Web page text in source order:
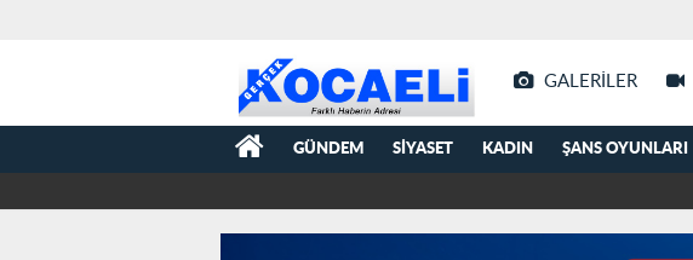
GALERILER
GÜNDEM SIYASET KADIN ŞANS OYUNLARI